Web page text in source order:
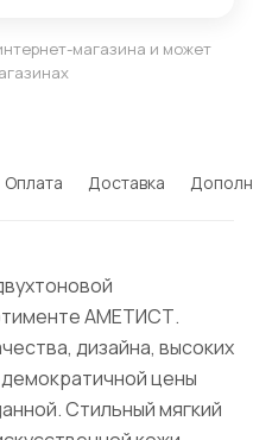
магазина и может
Оплата Доставка
АМЕТИСТ.
дизайна, высоких
цены
Стильный мягкий